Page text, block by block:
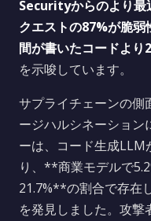
Securityからのより最
クエストの87%が脆弱
間が書いたコードより
を示唆しています。
サプライチェーンの側
ージハルシネーション
ーは、コード生成LLM
り、**商業モデルで
21.7%**の割合で存在
を発見しました。攻撃